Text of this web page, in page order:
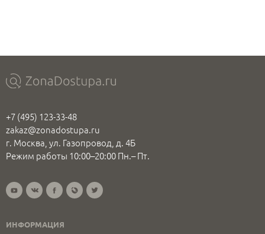
+7 (495) 123-33-48
zakaz@zonadostupa.ru
г. Москва, ул. Газопровод, д. 4Б
Режим работы 10:00–20:00 Пн.– Пт.
ИНФОРМАЦИЯ